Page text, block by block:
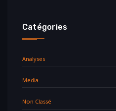
Catégories
Analyses
Media
Non Classé